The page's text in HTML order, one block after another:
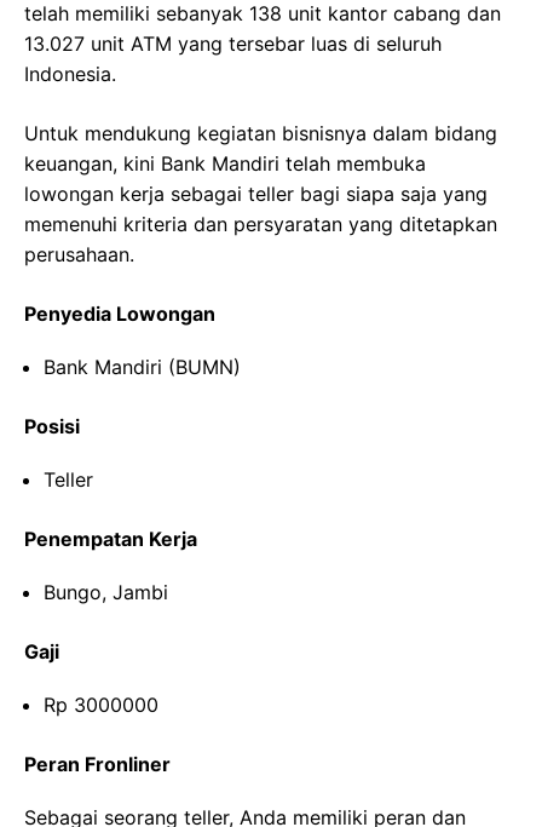
telah memiliki sebanyak 138 unit kantor cabang dan
13.027 unit ATM yang tersebar luas di seluruh
Indonesia.
Untuk mendukung kegiatan bisnisnya dalam bidang
keuangan, kini Bank Mandiri telah membuka
lowongan kerja sebagai teller bagi siapa saja yang
memenuhi kriteria dan persyaratan yang ditetapkan
perusahaan.
Penyedia Lowongan
Bank Mandiri (BUMN)
Posisi
Teller
Penempatan Kerja
Bungo, Jambi
Gaji
Rp 3000000
Peran Fronliner
Sebagai seorang teller, Anda memiliki peran dan